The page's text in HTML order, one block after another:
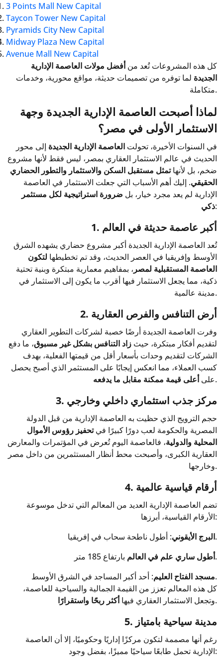
3 Points Mall New Capital
Taycon Tower New Capital
Pyramids City New Capital
Midway Plaza New Capital
Avenue Mall New Capital
كل هذه المشروعات تُعد منأفضل مولات العاصمة الإدارية
الجديدة لما توفره من تصميمات حديثة، مواقع محورية، وخدمات
متكاملة.
لماذا أصبحت العاصمة الإدارية الجديدة وجهة
الاستثمار الأولى في مصر؟
في السنوات الأخيرة، تحولت العاصمة الإدارية الجديدة إلى محور
الحديث في عالم الاستثمار العقاري بمصر، ليس فقط لأنها مشروع
ضخم، بل لأنهاتمثل مستقبل السكن والاستثمار والتطور الحضاري
الحقيقي. إليك أهم الأسباب التي جعلت الاستثمار في العاصمة
الإدارية لم يعد مجرد خيار، بل ضرورة استراتيجية لكل مستثمر
ذكي:
1. أكبر عاصمة حديثة في العالم
تُعد العاصمة الإدارية الجديدة أكبر مشروع حضاري يشهده الشرق
الأوسط وإفريقيا في العصر الحديث، وقد تم تخطيطها لتكون
العاصمة المستقبلية لمصر ، بمفاهيم معمارية مبتكرة وبنية تحتية
ذكية، مما يجعل الاستثمار فيها أقرب ما يكون إلى الاستثمار في
مدينة عالمية.
2. أرض التنافس والفرص العقارية
وفرت العاصمة الجديدة أرضًا خصبة لشركات التطوير العقاري
لتقديم أفكار مبتكرة، حيث زاد التنافس بشكل غير مسبوق، ما دفع
الشركات لتقديم وحدات بأسعار أقل من قيمتها الفعلية، بهدف
كسب العملاء، مما انعكس إيجابًا على المستثمر الذي أصبح يحصل
علىأعلى قيمة ممكنة مقابل ما يدفعه .
3. مركز جذب استثماري داخلي وخارجي
حجم الترويج الذي حظيت به العاصمة الإدارية من قبل الدولة
المصرية والحكومة لعب دورًا كبيرًا فيتحفيز رؤوس الأموال
المحلية والدولية، فالعاصمة اليوم تُعرض في المؤتمرات والمعارض
العقارية الكبرى، وأصبحت محط أنظار المستثمرين من داخل مصر
وخارجها.
4. أرقام قياسية عالمية
تضم العاصمة الإدارية العديد من المعالم التي تدخل موسوعة
الأرقام القياسية، أبرزها:
البرج الأيقوني: أطول ناطحة سحاب في إفريقيا.
أطول ساري علم في العالمبارتفاع 185 متر.
مسجد الفتاح العليم: أحد أكبر المساجد في الشرق الأوسط.
كل هذه المعالم تعزز من القيمة الجمالية والسياحية للعاصمة،
وتجعل الاستثمار العقاري فيهاأكثر ربحًا واستقرارًا .
5. مدينة سياحية بامتياز
رغم أنها مصممة لتكون مركزًا إداريًا وحكوميًا، إلا أن العاصمة
الإدارية تحمل طابعًا سياحيًا مميزًا، بفضل وجود: